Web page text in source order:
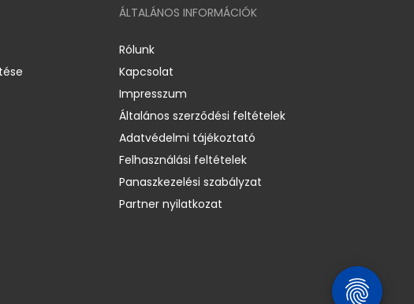
ÁLTALÁNOS INFORMÁCIÓK
Rólunk
Kapcsolat
Impresszum
Általános szerződési feltételek
Adatvédelmi tájékoztató
Felhasználási feltételek
Panaszkezelési szabályzat
Partner nyilatkozat